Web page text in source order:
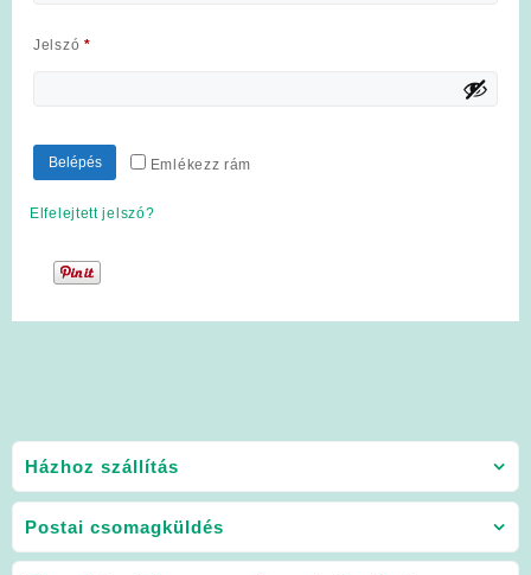
Házhoz szállítás
Postai csomagküldés
Jelszó *Kötelező
Emlékezz rám
Belépés
Elfelejtett jelszó?